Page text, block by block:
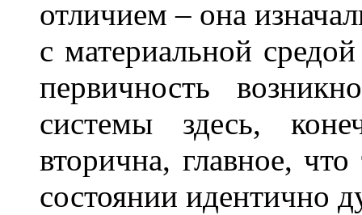
отличием – она
с материальной
первичность
системы здесь,
вторична, главное,
состоянии идентично